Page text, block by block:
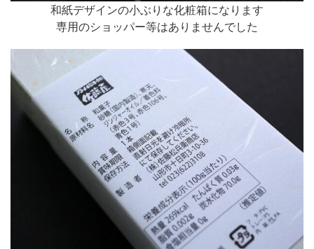
和紙デザインの小ぶりな化粧箱になります
専用のショッパー等はありませんでした